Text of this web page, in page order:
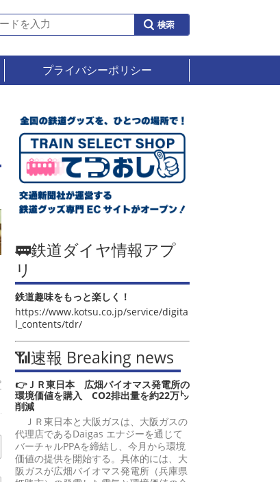
プライバシーポリシー
🚃鉄道ダイヤ情報アプ
リ
鉄道趣味をもっと楽しく！
https://www.kotsu.co.jp/service/digita
l_contents/tdr/
📶速報 Breaking news
👉ＪＲ東日本 広畑バイオマス発電所の
環境価値を購入 CO2排出量を約22万㌧
削減
ＪＲ東日本と大阪ガスは、大阪ガスの
代理店であるDaigas エナジーを通じて
バーチャルPPAを締結し、今月から環境
価値の提供を開始する。具体的には、大
阪ガスが広畑バイオマス発電所（兵庫県